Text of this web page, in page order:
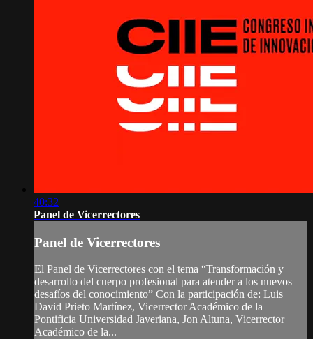
40:32
Panel de Vicerrectores
Panel de Vicerrectores
El Panel de Vicerrectores con el tema “Transformación y
desarrollo del cuerpo profesional para atender a los nuevos
desafíos del conocimiento” Con la participación de: Luis
David Prieto Martínez, Vicerrector Académico de la
Pontificia Universidad Javeriana, Jon Altuna, Vicerrector
Académico de la...